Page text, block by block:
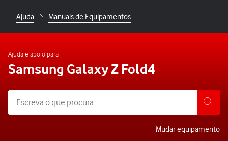
Ajuda Manuais de Equipamentos
Ajuda e apoio para
Samsung Galaxy Z Fold4
Mudar equipamento